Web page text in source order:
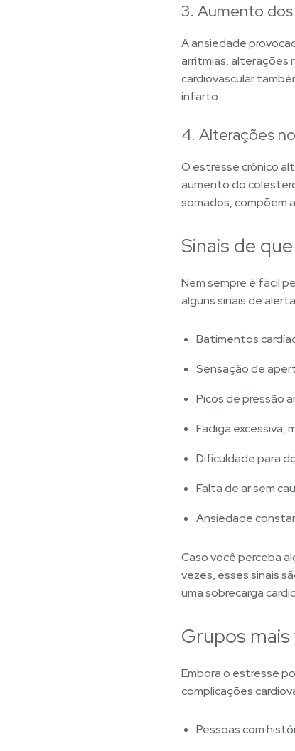
3. Aumento
A ansiedade
arritmias, alterações
cardiovascular
infarto.
4. Alterações
O estresse crônico
aumento do
somados, compõem
Sinais de
Nem sempre é fácil
alguns sinais de
Batimentos
Sensação de
Picos de pressão
Fadiga excessiva,
Dificuldade para
Falta de ar sem
Ansiedade
Caso você perceba
vezes, esses sinais
uma sobrecarga
Grupos
Embora o estresse
complicações
Pessoas com